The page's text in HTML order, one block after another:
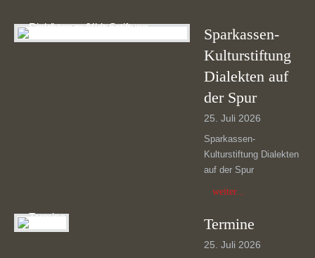
Sparkassen-
Kulturstiftung
Dialekten auf
der Spur
25. Juli 2026
Sparkassen-
Kulturstiftung Dialekten
auf der Spur
weiter...
Termine
25. Juli 2026